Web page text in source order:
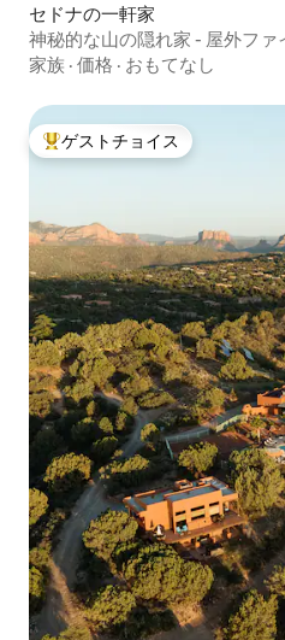
セドナの一軒家
神秘的な山の隠れ家 - 屋外ファ
家族 · 価格 · おもてなし
大好評のゲストチョイスです。
ゲストチョイス